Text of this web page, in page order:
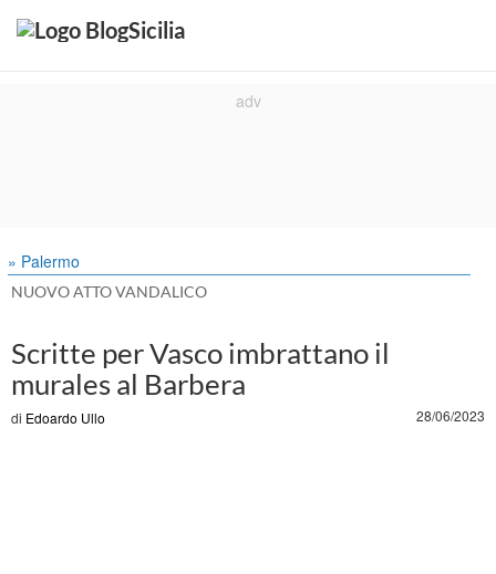
» Palermo
NUOVO ATTO VANDALICO
Scritte per Vasco imbrattano il
murales al Barbera
di Edoardo Ullo 28/06/2023